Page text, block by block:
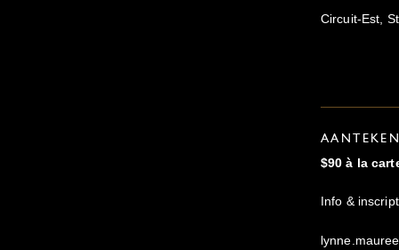
Circuit-Est,
$90 à la
Info &